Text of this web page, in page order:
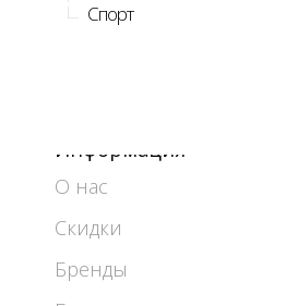
Спорт
Информация
О нас
Скидки
Бренды